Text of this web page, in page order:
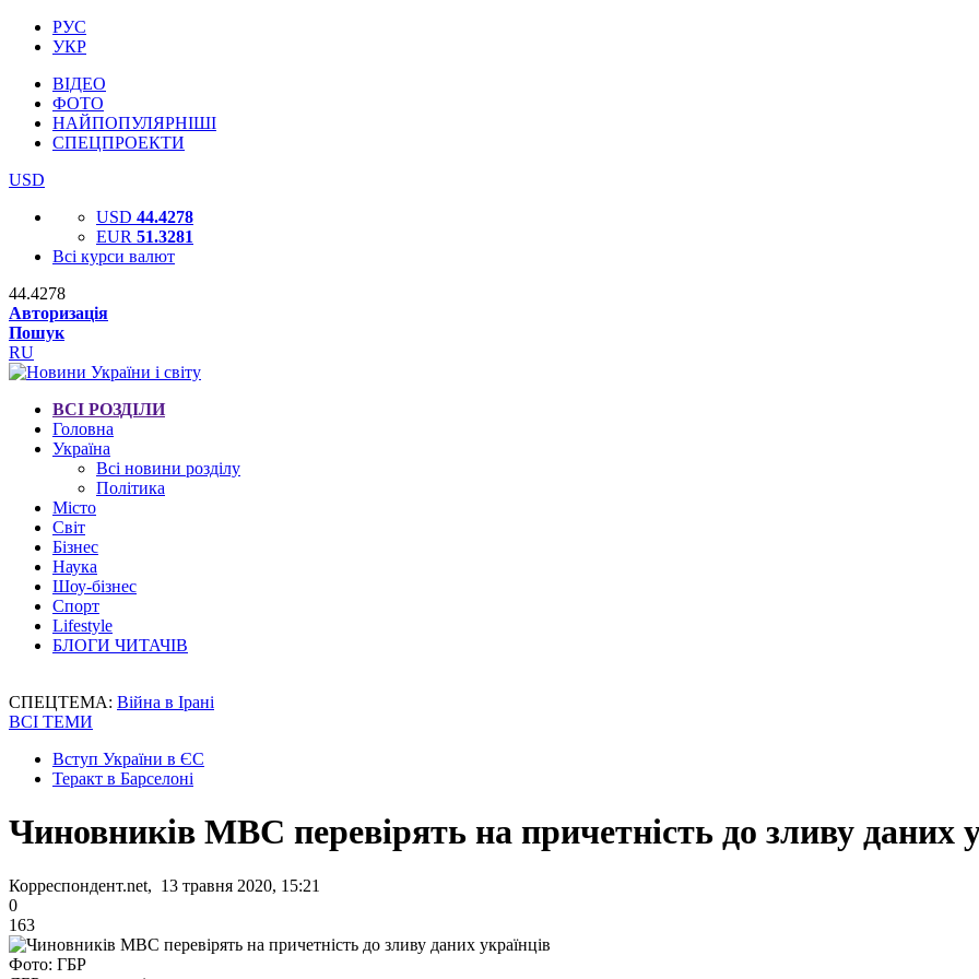
РУС
УКР
ВІДЕО
ФОТО
НАЙПОПУЛЯРНІШІ
СПЕЦПРОЕКТИ
USD
USD 44.4278
EUR 51.3281
Всі курси валют
44.4278
Авторизація
Пошук
RU
ВСІ РОЗДІЛИ
Головна
Україна
Всі новини розділу
Політика
Місто
Світ
Бізнес
Наука
Шоу-бізнес
Спорт
Lifestyle
БЛОГИ ЧИТАЧІВ
СПЕЦТЕМА: Війна в Ірані
ВСІ ТЕМИ
Вступ України в ЄС
Теракт в Барселоні
Чиновників МВС перевірять на причетність до зливу даних
Корреспондент.net, 13 травня 2020, 15:21
0
163
Фото: ГБР